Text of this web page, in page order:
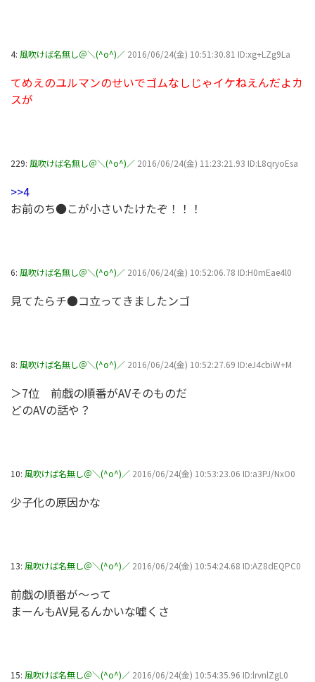
4: 風吹けば名無し＠＼(^o^)／ 2016/06/24(金) 10:51:30.81 ID:xg+LZg9La
てめえのユルマンのせいでゴムなしじゃイケねえんだよカ
スが
229: 風吹けば名無し＠＼(^o^)／ 2016/06/24(金) 11:23:21.93 ID:L8qryoEsa
>>4
お前のち●こが小さいたけたぞ！！！
6: 風吹けば名無し＠＼(^o^)／ 2016/06/24(金) 10:52:06.78 ID:H0mEae4l0
見てたらチ●コ立ってきましたンゴ
8: 風吹けば名無し＠＼(^o^)／ 2016/06/24(金) 10:52:27.69 ID:eJ4cbiW+M
＞7位 前戯の順番がAVそのものだ
どのAVの話や？
10: 風吹けば名無し＠＼(^o^)／ 2016/06/24(金) 10:53:23.06 ID:a3PJ/NxO0
少子化の原因かな
13: 風吹けば名無し＠＼(^o^)／ 2016/06/24(金) 10:54:24.68 ID:AZ8dEQPC0
前戯の順番が～って
まーんもAV見るんかいな嘘くさ
15: 風吹けば名無し＠＼(^o^)／ 2016/06/24(金) 10:54:35.96 ID:lrvnlZgL0